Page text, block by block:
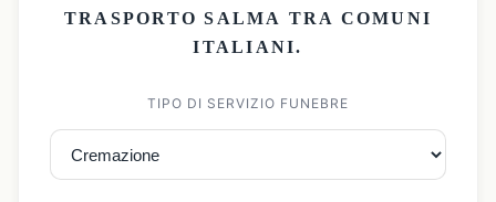
TRASPORTO SALMA TRA COMUNI
ITALIANI.
TIPO DI SERVIZIO FUNEBRE